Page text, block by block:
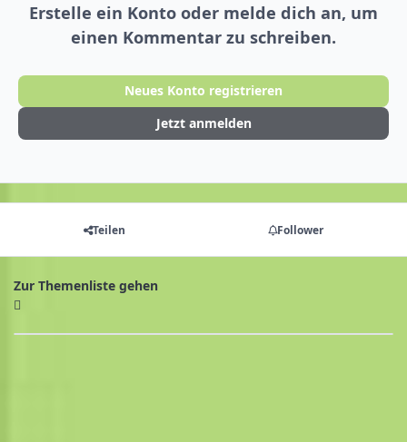
Erstelle ein Konto oder melde dich an, um
einen Kommentar zu schreiben.
Neues Konto registrieren
Jetzt anmelden
Teilen Follower
Zur Themenliste gehen